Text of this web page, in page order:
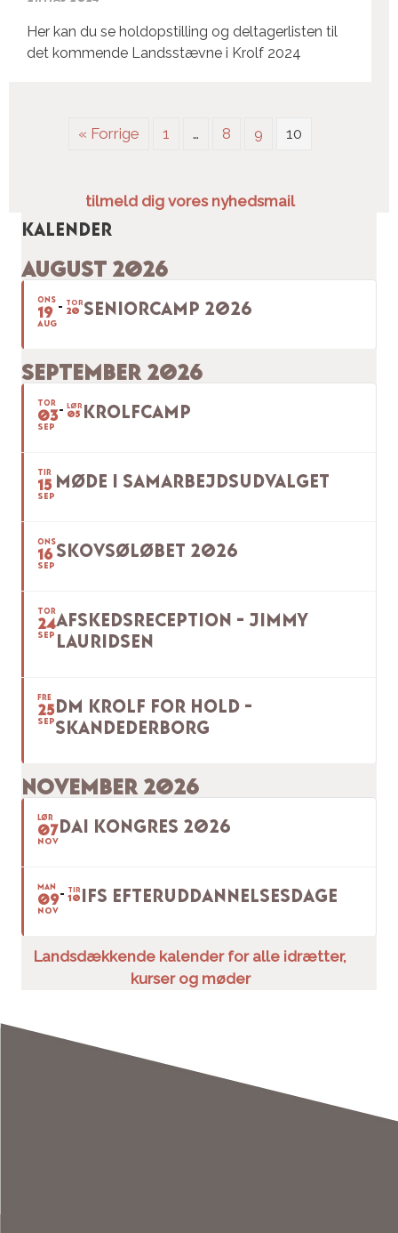
Her kan du se holdopstilling og deltagerlisten til
det kommende Landsstævne i Krolf 2024
« Forrige 1 … 8 9 10
tilmeld dig vores nyhedsmail
Kalender
AUGUST 2026
ONS
19
AUG
TOR
20 SENIORCAMP 2026
SEPTEMBER 2026
TOR
03
SEP
LØR
05 KROLFCAMP
TIR
15
SEP
MØDE I SAMARBEJDSUDVALGET
ONS
16
SEP
SKOVSØLØBET 2026
TOR
24
SEP
AFSKEDSRECEPTION - JIMMY
LAURIDSEN
FRE
25
SEP
DM KROLF FOR HOLD -
SKANDEDERBORG
NOVEMBER 2026
LØR
07
NOV
DAI KONGRES 2026
MAN
09
NOV
TIR
10 IFS EFTERUDDANNELSESDAGE
Landsdækkende kalender for alle idrætter,
kurser og møder